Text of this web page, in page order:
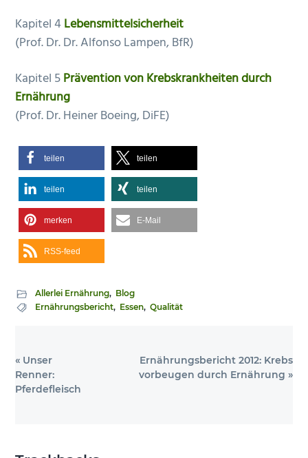
Kapitel 4Lebensmittelsicherheit
(Prof. Dr. Dr. Alfonso Lampen, BfR)
Kapitel 5Prävention von Krebskrankheiten durch
Ernährung
(Prof. Dr. Heiner Boeing, DiFE)
teilen teilen
teilen teilen
merken E-Mail
RSS-feed
Allerlei Ernährung, Blog
Ernährungsbericht, Essen, Qualität
Vorheriger
Beitrag:
« Unser
Renner:
Pferdefleisch
Nächster
Beitrag:
Ernährungsbericht 2012: Krebs
vorbeugen durch Ernährung »